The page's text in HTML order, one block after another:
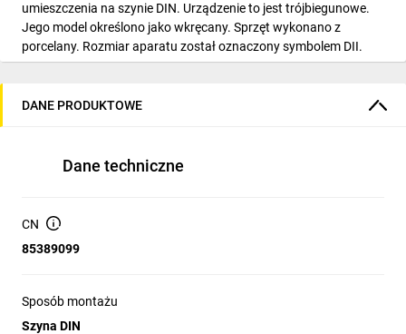
umieszczenia na szynie DIN. Urządzenie to jest trójbiegunowe.
Jego model określono jako wkręcany. Sprzęt wykonano z
porcelany. Rozmiar aparatu został oznaczony symbolem DII.
Urządzenie posiada osłonę. Prawidłowo działa przy
prąd pracy osprzętu określono na 25 A.
DANE PRODUKTOWE
Dane techniczne
CN
85389099
Sposób montażu
Szyna DIN